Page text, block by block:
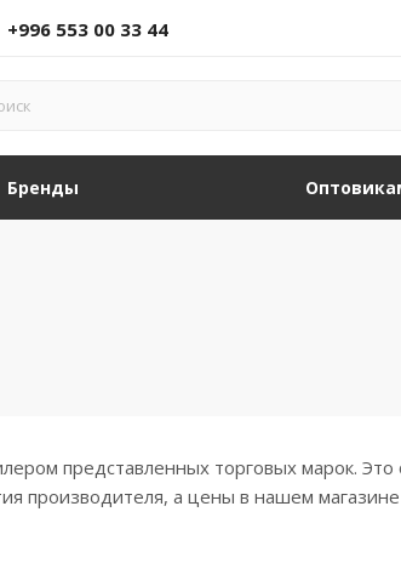
+996 553 00 33 44
Бренды
представленных торговых марок. Это
производителя, а цены в нашем